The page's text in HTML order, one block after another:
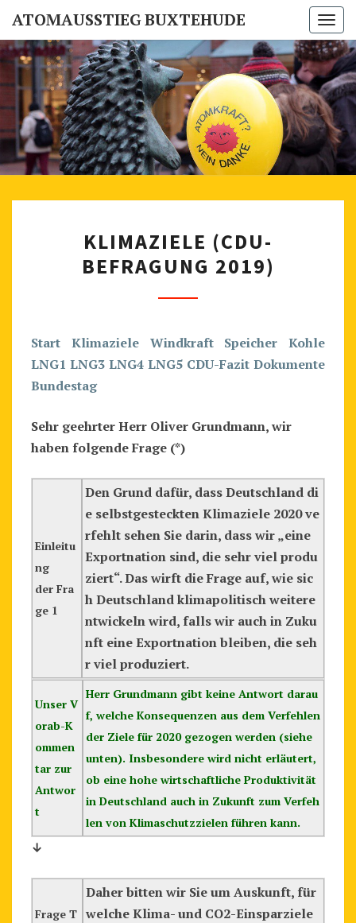
ATOMAUSSTIEG BUXTEHUDE
Buxtehuder
Mahnwache
Für Den
Atomausstieg
L
I
I
E
C
D
U
-
B
E
F
R
A
G
U
N
G
2
0
1
9
)
KLIMAZIELE (CDU-
BEFRAGUNG 2019)
Start Klimaziele Windkraft Speicher
Kohle
LNG1 LNG3 LNG4 LNG5 CDU-Fazit Dokumente
Bundestag
Sehr geehrter Herr Oliver Grundmann, wir
haben folgende Frage (*)
Einleitu
ng
der Fra
ge 1
Den Grund dafür, dass Deutschland di
e selbstgesteckten Klimaziele 2020 ve
rfehlt sehen Sie darin, dass wir „eine
Exportnation sind, die sehr viel produ
ziert“. Das wirft die Frage auf, wie sic
h Deutschland klimapolitisch weitere
ntwickeln wird, falls wir auch in Zuku
nft eine Exportnation bleiben, die seh
r viel produziert.
Unser V
orab-K
ommen
tar zur
Antwor
t
Herr Grundmann gibt keine Antwort darau
f, welche Konsequenzen aus dem Verfehlen
der Ziele für 2020 gezogen werden (siehe
unten). Insbesondere wird nicht erläutert,
ob eine hohe wirtschaftliche Produktivität
in Deutschland auch in Zukunft zum Verfeh
len von Klimaschutzzielen führen kann.
↓
Frage T
Daher bitten wir Sie um Auskunft, für
welche Klima- und CO2-Einsparziele